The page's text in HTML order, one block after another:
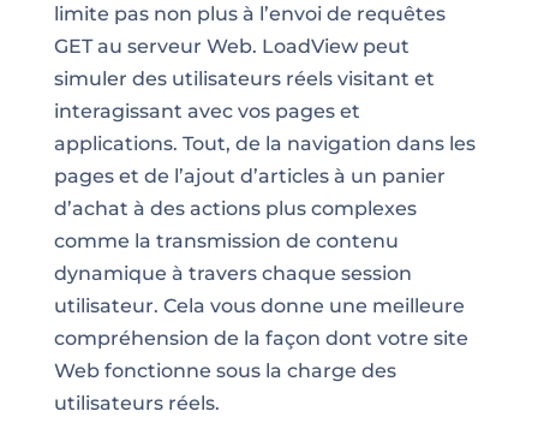
limite pas non plus à l’envoi de requêtes
GET au serveur Web. LoadView peut
simuler des utilisateurs réels visitant et
interagissant avec vos pages et
applications. Tout, de la navigation dans les
pages et de l’ajout d’articles à un panier
d’achat à des actions plus complexes
comme la transmission de contenu
dynamique à travers chaque session
utilisateur. Cela vous donne une meilleure
compréhension de la façon dont votre site
Web fonctionne sous la charge des
utilisateurs réels.